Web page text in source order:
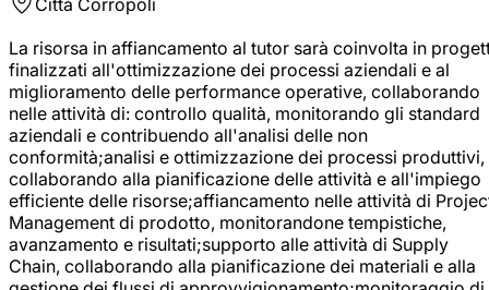
La risorsa in affiancamento al tutor sarà coinvolta in
finalizzati all'ottimizzazione dei processi aziendali e al
miglioramento delle performance operative, collaborando
nelle attività di: controllo qualità, monitorando gli standard
aziendali e contribuendo all'analisi delle non
conformità;analisi e ottimizzazione dei processi produttivi,
collaborando alla pianificazione delle attività e all'impiego
efficiente delle risorse;affiancamento nelle attività di
Management di prodotto, monitorandone tempistiche,
avanzamento e risultati;supporto alle attività di Supply
Chain, collaborando alla pianificazione dei materiali e alla